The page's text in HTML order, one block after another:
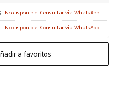
No disponible. Consultar vía WhatsApp
No disponible. Consultar vía WhatsApp
a favoritos